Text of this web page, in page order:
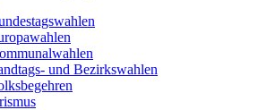
und Bezirkswahlen